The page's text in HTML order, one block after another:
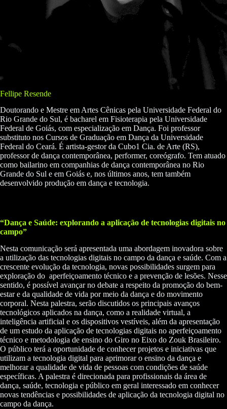
Fellipe Resende
Doutorando e Mestre em Artes Cênicas pela Universidade Federal do
Rio Grande do Sul, é bacharel em Fisioterapia pela Universidade
Federal de Goiás, com especialização em Dança. Foi professor
substituto nos Cursos de Graduação em Dança da Universidade
Federal do Ceará. É artista-gestor da Cubo1 Cia. de Arte (RS),
professor de dança contemporânea, performer, coreógrafo. Tem atuado
como bailarino em companhias de dança contemporânea no Rio
Grande do Sul e em Goiás e, nos últimos anos, tem também
desenvolvido produção em dança e tecnologia.
“Dança e Saúde: explorando a aplicação de tecnologias digitais no
campo”
Nesta comunicação será apresentada uma abordagem inovadora sobre
a utilização das tecnologias digitais no campo da dança e saúde. Com a
crescente evolução da tecnologia, novas possibilidades surgem para
exploração do aperfeiçoamento técnico e a prevenção de lesões. Nesse
sentido, é possível avançar no debate a respeito da promoção do bem-
estar e da qualidade de vida por meio da dança e do movimento
corporal. Nesta palestra, serão discutidos os principais avanços
tecnológicos aplicados na dança, como a realidade virtual, a
inteligência artificial e os dispositivos vestíveis, além da apresentação
de um estudo da aplicação de tecnologias digitais no aperfeiçoamento
técnico e metodologia de ensino do Giro no Eixo do Zouk Brasileiro.
O público terá a oportunidade de conhecer projetos e iniciativas que
utilizam a tecnologia digital para aprimorar o ensino da dança e
melhorar a qualidade de vida de pessoas com condições de saúde
específicas. A palestra é direcionada para profissionais da área de
dança, saúde, tecnologia e público em geral interessado em conhecer
novas tendências e possibilidades de aplicação da tecnologia digital no
campo da dança.